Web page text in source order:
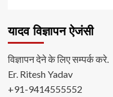
यादव विज्ञापन ऐजंसी
विज्ञापन देने के लिए सम्पर्क करे.
Er. Ritesh Yadav
+91-9414555552